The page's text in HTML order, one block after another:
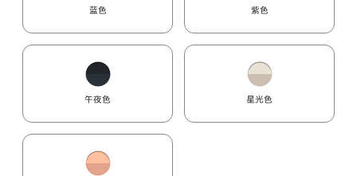
蓝色 紫色
午夜色 星光色